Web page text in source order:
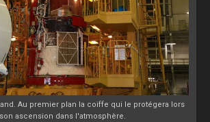
Au premier plan la coiffe qui le protégera lors
ascension dans l'atmosphère.